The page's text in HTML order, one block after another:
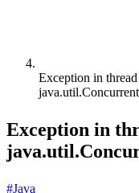
Exception in
Exception in
#Java